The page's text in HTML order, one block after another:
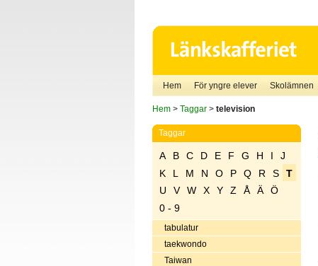
Hem För yngre elever Skolämnen
Hem> Taggar> television
Taggar
A B C D E F G H I
J
K
L M N O P Q R S
T
U
V W X Y Z Å Ä
Ö
0 - 9
tabulatur
taekwondo
Taiwan